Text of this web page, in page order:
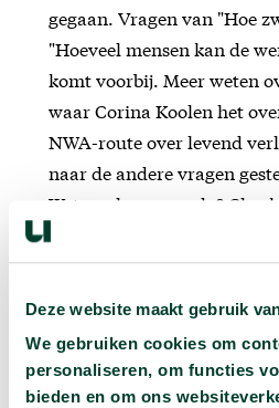
Deze website maakt gebruik
We gebruiken cookies om
personaliseren, om functies
bieden en om ons
gegaan. Vragen van "Hoe
"Hoeveel mensen kan de
komt voorbij. Meer weten
waar Corina Koolen het
NWA-route over levend
naar de andere vragen
Wetenschapsagenda?
om te grasduinen of
deze vragen.